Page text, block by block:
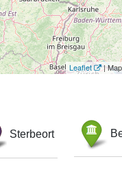
Leaflet |
Sterbeort